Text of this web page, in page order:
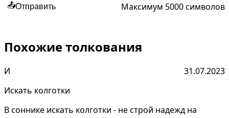
📤Отправить Максимум 5000 символов
Похожие толкования
И
31.07.2023
Искать колготки
В соннике искать колготки - не строй надежд на